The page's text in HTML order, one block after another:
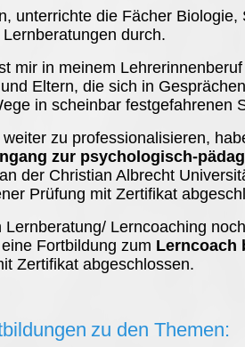
unterrichte die Fächer
durch.
mir in meinem
Eltern, die sich in
in scheinbar festgefahrenen
zu professionalisieren,
zur psychologisch-
an der Christian Albrecht
Prüfung mit Zertifikat
Lernberatung/ Lerncoaching
Fortbildung zum Lerncoach
Zertifikat abgeschlossen.
zu den Themen: